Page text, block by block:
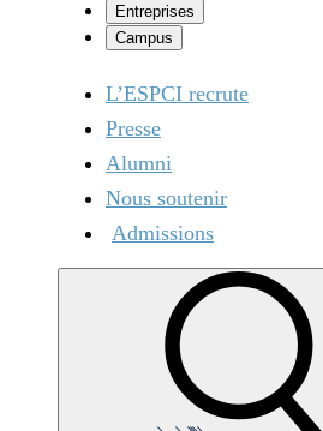
Entreprises
Campus
L’ESPCI recrute
Presse
Alumni
Nous soutenir
Admissions